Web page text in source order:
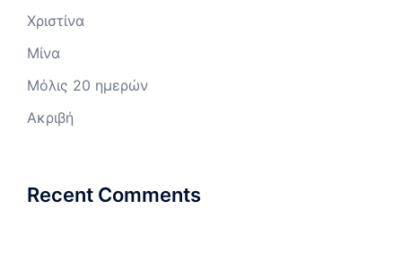
Χριστίνα
Μίνα
Μόλις 20 ημερών
Ακριβή
Recent Comments